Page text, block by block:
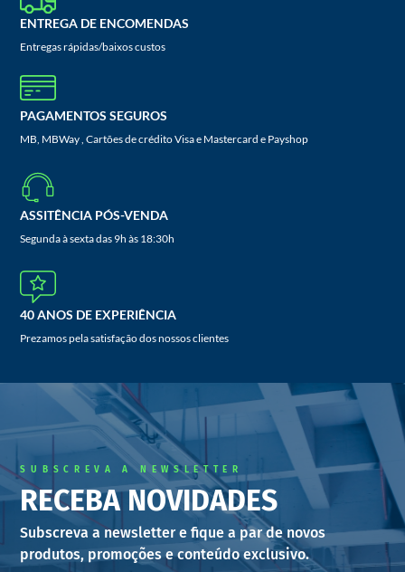
ENTREGA DE ENCOMENDAS
Entregas rápidas/baixos custos
PAGAMENTOS SEGUROS
MB, MBWay , Cartões de crédito Visa e Mastercard e Payshop
ASSITÊNCIA PÓS-VENDA
Segunda à sexta das 9h às 18:30h
40 ANOS DE EXPERIÊNCIA
Prezamos pela satisfação dos nossos clientes
SUBSCREVA A NEWSLETTER
RECEBA NOVIDADES
Subscreva a newsletter e fique a par de novos
produtos, promoções e conteúdo exclusivo.